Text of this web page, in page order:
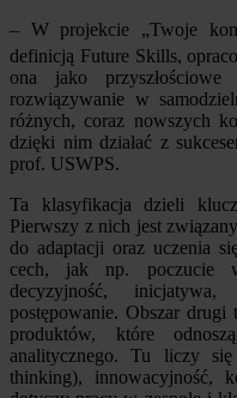
– W projekcie „Twoje
definicją Future Skills,
ona jako
rozwiązywanie w
różnych, coraz nowszych
dzięki nim działać z
prof. USWPS.
Ta klasyfikacja dzieli
Pierwszy z nich jest
do adaptacji oraz uczenia
cech, jak np. poczucie
decyzyjność,
postępowanie. Obszar
produktów, które
analitycznego. Tu liczy
thinking), innowacyjność,